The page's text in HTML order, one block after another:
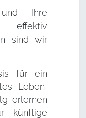
Ihre
sind wir
für ein
Leben
erlernen
künftige